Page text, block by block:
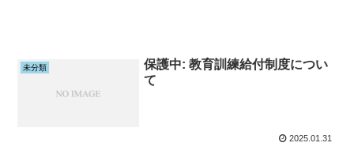
未分類
保護中: 教育訓練給付制度につい
て
2025.01.31